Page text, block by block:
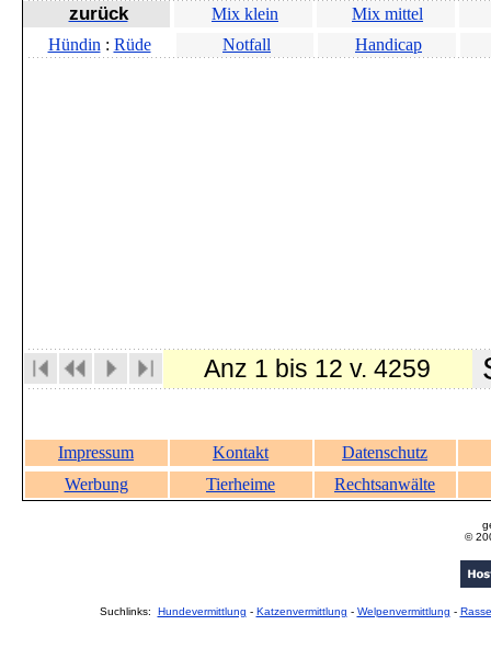
zurück Mix klein
Mix mittel
Hündin : Rüde Notfall Handicap
Anz 1 bis 12 v. 4259
Impressum Kontakt
Datenschutz
Werbung
Tierheime Rechtsanwälte
©
Suchlinks: Hundevermittlung - Katzenvermittlung - Welpenvermittlung -